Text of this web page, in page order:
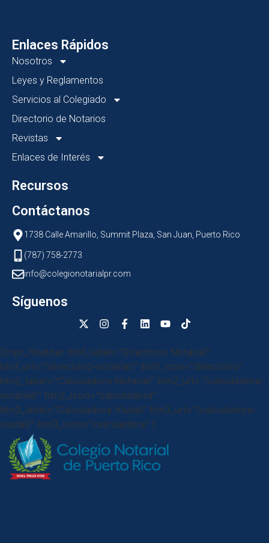
Enlaces Rápidos
Nosotros
Leyes y Reglamentos
Servicios al Colegiado
Directorio de Notarios
Revistas
Enlaces de Interés
Recursos
Contáctanos
1738 Calle Amarillo, Summit Plaza, San Juan, Puerto Rico
(787) 758-2773
info@colegionotarialpr.com
Síguenos
[cnpr_floatbar btn1_label="Directorio Notarial"
btn1_url="/directorio-notarial/" btn1_icon="directorio"
btn2_label="Calculadora Notarial" btn2_url="/calculadora-
notarial/" btn2_icon="calculadora"
btn3_label="Calculadora Viudal" btn3_url="/calculadora-
viudal/" btn3_icon="calculadora" ]